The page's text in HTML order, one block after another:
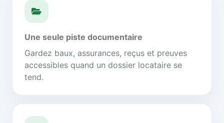
Une seule piste documentaire
Gardez baux, assurances, reçus et preuves
accessibles quand un dossier locataire se
tend.